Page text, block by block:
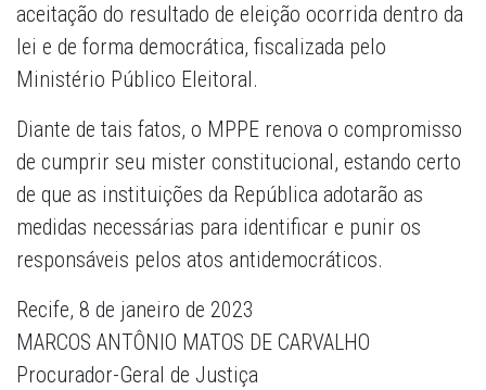
aceitação do resultado de eleição ocorrida dentro da
lei e de forma democrática, fiscalizada pelo
Ministério Público Eleitoral.
Diante de tais fatos, o MPPE renova o compromisso
de cumprir seu mister constitucional, estando certo
de que as instituições da República adotarão as
medidas necessárias para identificar e punir os
responsáveis pelos atos antidemocráticos.
Recife, 8 de janeiro de 2023
MARCOS ANTÔNIO MATOS DE CARVALHO
Procurador-Geral de Justiça